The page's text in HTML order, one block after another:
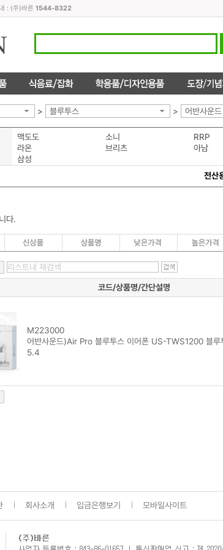
: (주)바른 1544-8322
> 블루투스 > 어반사운드
맥도도 소니 RRP
라온
브리츠 아남
삼성
전산
다.
코드/상품명/간단설명
M223000
어반사운드)Air Pro 블루투스 이어폰 US-TWS1200 블루
5.4
회사소개 입금은행보기 모바일사이트